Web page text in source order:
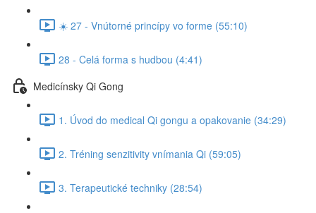
☀️ 27 - Vnútorné princípy vo forme (55:10)
28 - Celá forma s hudbou (4:41)
Medicínsky Qi Gong
1. Úvod do medical Qi gongu a opakovanie (34:29)
2. Tréning senzitivity vnímania Qi (59:05)
3. Terapeutické techniky (28:54)